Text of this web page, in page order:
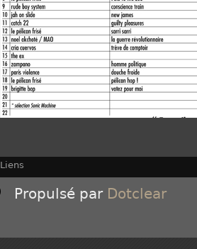
Liens
Propulsé par Dotclear